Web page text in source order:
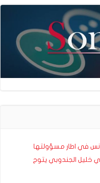
في اطار مسؤولتها
خليل الجندوبي يتوج